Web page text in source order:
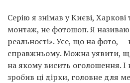
Серію я знімав у Києві, Харкові
монтаж, не фотошоп. Я
реальності». Усе, що на фото,
справжньому. Можна уявити,
на якому висить оголошення. І
зробив ці дірки, головне для